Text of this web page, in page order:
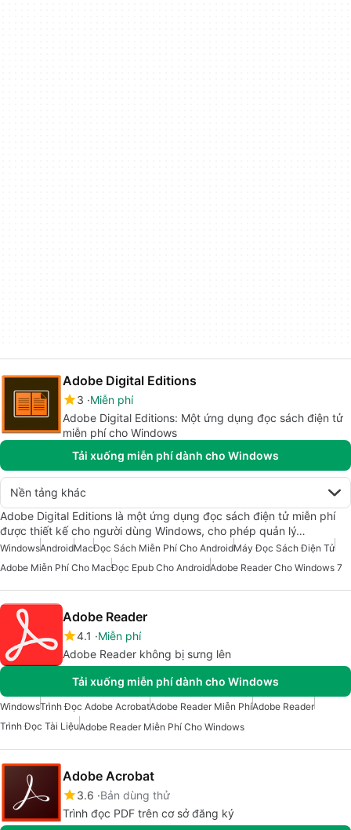
Adobe Digital Editions
3 Miễn phí
Adobe Digital Editions: Một ứng dụng đọc sách điện tử
miễn phí cho Windows
Tải xuống miễn phí dành cho Windows
Nền tảng khác
Adobe Digital Editions là một ứng dụng đọc sách điện tử miễn phí
được thiết kế cho người dùng Windows, cho phép quản lý…
WindowsAndroidMacĐọc Sách Miễn Phí Cho AndroidMáy Đọc Sách Điện Tử
Adobe Miễn Phí Cho MacĐọc Epub Cho AndroidAdobe Reader Cho Windows 7
Adobe Reader
4.1
Miễn phí
Adobe Reader không bị sưng lên
Tải xuống miễn phí dành cho Windows
WindowsTrình Đọc Adobe AcrobatAdobe Reader Miễn PhíAdobe Reader
Trình Đọc Tài LiệuAdobe Reader Miễn Phí Cho Windows
Adobe Acrobat
3.6 Bản dùng thử
Trình đọc PDF trên cơ sở đăng ký